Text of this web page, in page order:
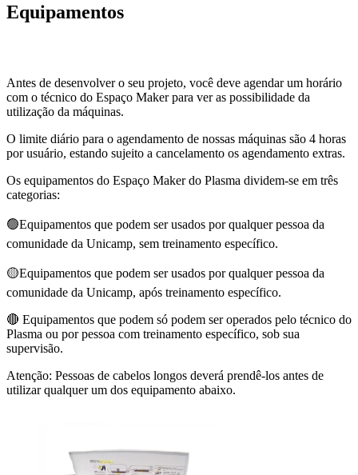
Equipamentos
Antes de desenvolver o seu projeto, você deve agendar um horário
com o técnico do Espaço Maker para ver as possibilidade da
utilização da máquinas.
O limite diário para o agendamento de nossas máquinas são 4 horas
por usuário, estando sujeito a cancelamento os agendamento extras.
Os equipamentos do Espaço Maker do Plasma dividem-se em três
categorias:
🟢Equipamentos que podem ser usados por qualquer pessoa da
comunidade da Unicamp, sem treinamento específico.
🟡Equipamentos que podem ser usados por qualquer pessoa da
comunidade da Unicamp, após treinamento específico.
🔴 Equipamentos que podem só podem ser operados pelo técnico do
Plasma ou por pessoa com treinamento específico, sob sua
supervisão.
Atenção: Pessoas de cabelos longos deverá prendê-los antes de
utilizar qualquer um dos equipamento abaixo.